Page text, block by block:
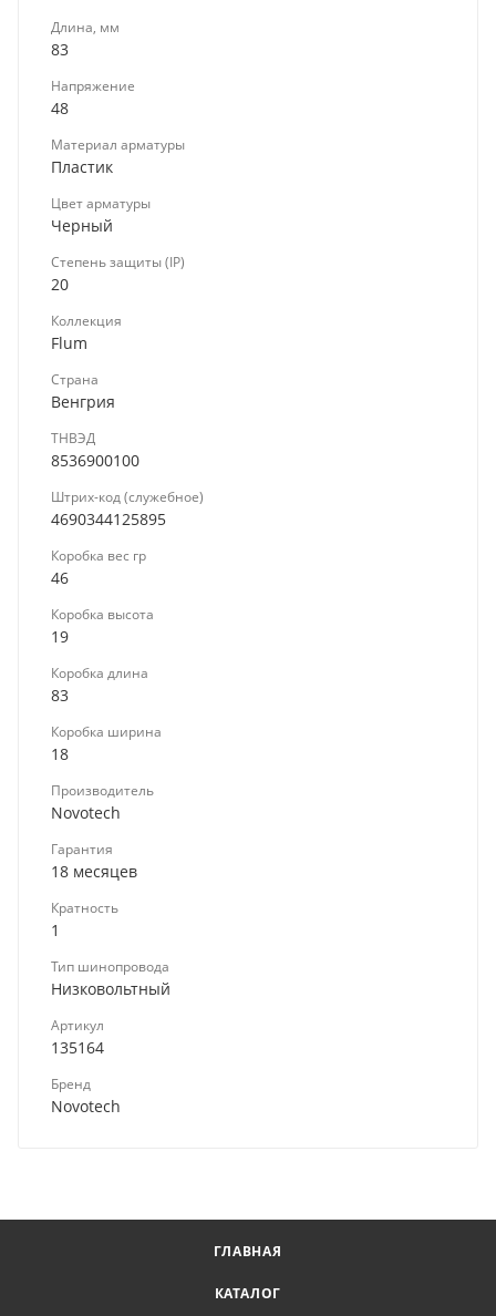
Длина, мм
83
Напряжение
48
Материал арматуры
Пластик
Цвет арматуры
Черный
Степень защиты (IP)
20
Коллекция
Flum
Страна
Венгрия
ТНВЭД
8536900100
Штрих-код (служебное)
4690344125895
Коробка вес гр
46
Коробка высота
19
Коробка длина
83
Коробка ширина
18
Производитель
Novotech
Гарантия
18 месяцев
Кратность
1
Тип шинопровода
Низковольтный
Артикул
135164
Бренд
Novotech
ГЛАВНАЯ
КАТАЛОГ